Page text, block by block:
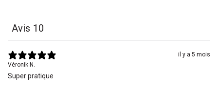
Avis 10
il y a 5 mois
Véronik N.
Super pratique